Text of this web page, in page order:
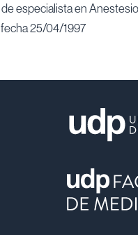
especialista en
25/04/1997